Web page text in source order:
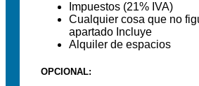
Impuestos (21% IVA)
Cualquier cosa que no
apartado Incluye
Alquiler de espacios
OPCIONAL: